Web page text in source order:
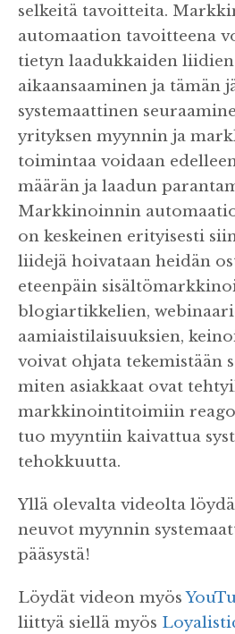
selkeitä tavoitteita.
automaation tavoitteena
tietyn laadukkaiden
aikaansaaminen ja tämän
systemaattinen
yrityksen myynnin ja
toimintaa voidaan
määrän ja laadun
Markkinoinnin
on keskeinen erityisesti
liidejä hoivataan heidän
eteenpäin
blogiartikkelien,
aamiaistilaisuuksien,
voivat ohjata tekemistään
miten asiakkaat ovat
markkinointitoimiin
tuo myyntiin kaivattua
tehokkuutta.
Yllä olevalta videolta
neuvot myynnin
pääsystä!
Löydät videon myös
liittyä siellä myös